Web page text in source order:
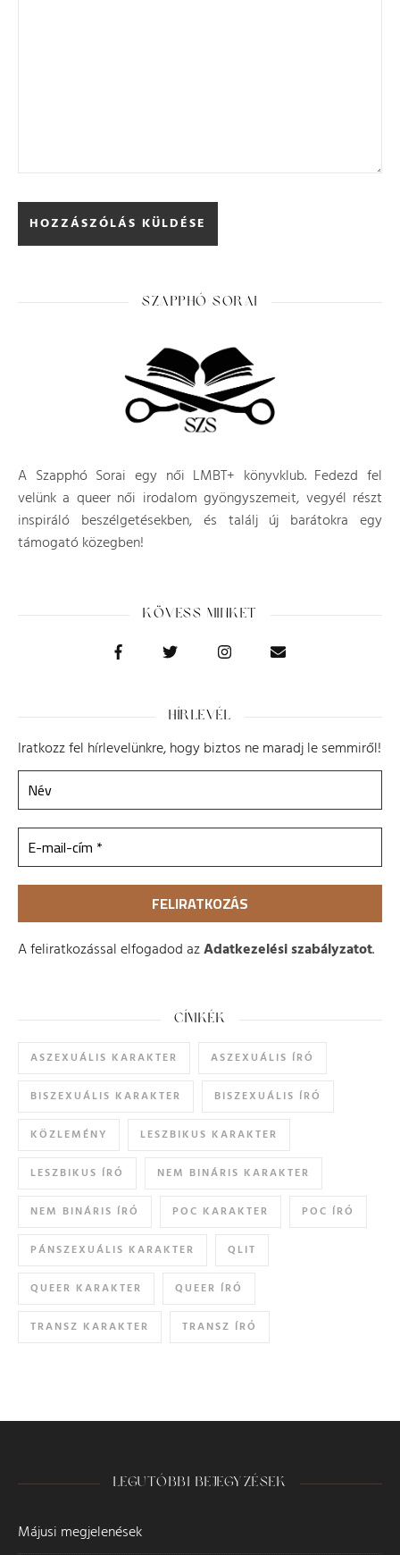
SZAPPHÓ SORAI
A Szapphó Sorai egy női LMBT+ könyvklub. Fedezd fel
velünk a queer női irodalom gyöngyszemeit, vegyél részt
inspiráló beszélgetésekben, és találj új barátokra egy
támogató közegben!
KÖVESS MINKET
HÍRLEVÉL
Iratkozz fel hírlevelünkre, hogy biztos ne maradj le semmiről!
A feliratkozással elfogadod azAdatkezelési szabályzatot.
CÍMKÉK
ASZEXUÁLIS KARAKTER ASZEXUÁLIS ÍRÓ
BISZEXUÁLIS KARAKTER BISZEXUÁLIS ÍRÓ
KÖZLEMÉNY LESZBIKUS KARAKTER
LESZBIKUS ÍRÓ NEM BINÁRIS KARAKTER
NEM BINÁRIS ÍRÓ POC KARAKTER POC ÍRÓ
PÁNSZEXUÁLIS KARAKTER QLIT
QUEER KARAKTER QUEER ÍRÓ
TRANSZ KARAKTER TRANSZ ÍRÓ
LEGUTÓBBI BEJEGYZÉSEK
Májusi megjelenések